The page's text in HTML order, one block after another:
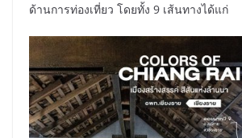
ด้านการท่องเที่ยว โดยทั้ง 9 เส้นทางได้แก่